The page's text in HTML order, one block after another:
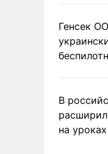
Генсек
В
на